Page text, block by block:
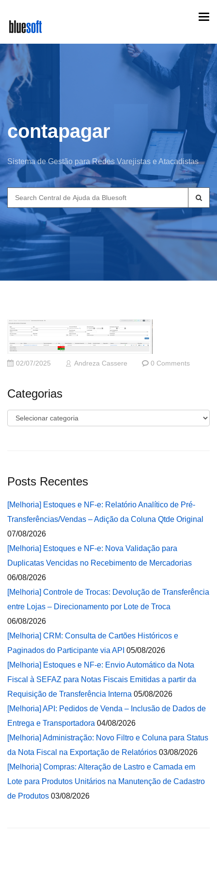
main
content
contapagar
Sistema de Gestão para Redes Varejistas e Atacadistas
Search
for:
02/07/2025 Andreza Cassere 0 Comments
Categorias
Categorias
Posts Recentes
[Melhoria] Estoques e NF-e: Relatório Analítico de Pré-
Transferências/Vendas – Adição da Coluna Qtde Original
07/08/2026
[Melhoria] Estoques e NF-e: Nova Validação para
Duplicatas Vencidas no Recebimento de Mercadorias
06/08/2026
[Melhoria] Controle de Trocas: Devolução de Transferência
entre Lojas – Direcionamento por Lote de Troca
06/08/2026
[Melhoria] CRM: Consulta de Cartões Históricos e
Paginados do Participante via API 05/08/2026
[Melhoria] Estoques e NF-e: Envio Automático da Nota
Fiscal à SEFAZ para Notas Fiscais Emitidas a partir da
Requisição de Transferência Interna 05/08/2026
[Melhoria] API: Pedidos de Venda – Inclusão de Dados de
Entrega e Transportadora 04/08/2026
[Melhoria] Administração: Novo Filtro e Coluna para Status
da Nota Fiscal na Exportação de Relatórios 03/08/2026
[Melhoria] Compras: Alteração de Lastro e Camada em
Lote para Produtos Unitários na Manutenção de Cadastro
de Produtos 03/08/2026